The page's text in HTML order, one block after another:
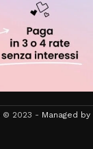
© 2023 - Managed by